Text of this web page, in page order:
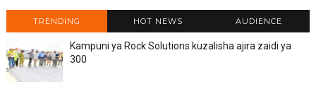
TRENDING HOT NEWS AUDIENCE
Kampuni ya Rock Solutions kuzalisha ajira zaidi ya
300